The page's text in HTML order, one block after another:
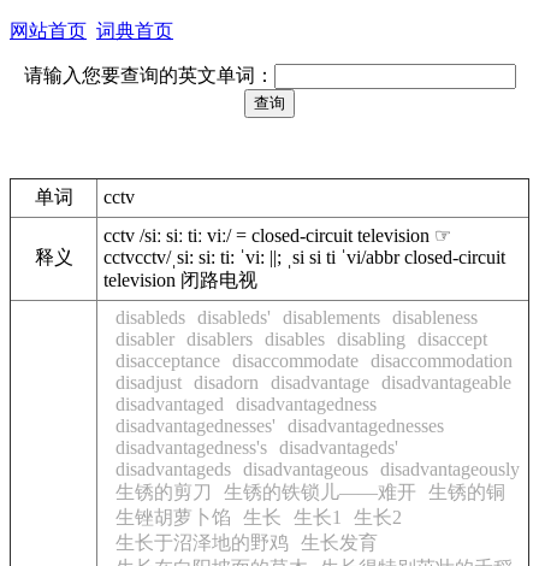
网站首页 词典首页
请输入您要查询的英文单词：
单词 cctv
释义
cctv /siː siː tiː viː/ = closed-circuit television ☞
cctvcctv/ˌsi: si: ti: ˈvi: ||; ˌsi si ti ˈvi/abbr closed-circuit
television 闭路电视
disableds disableds' disablements disableness
disabler disablers disables disabling
disaccept
disacceptance disaccommodate disaccommodation
disadjust disadorn disadvantage disadvantageable
disadvantaged
disadvantagedness
disadvantagednesses'
disadvantagednesses
disadvantagedness's disadvantageds'
disadvantageds disadvantageous disadvantageously
生锈的剪刀
生锈的铁锁儿——难开
生锈的铜
生锉胡萝卜馅
生长 生长1
生长2
生长于沼泽地的野鸡 生长发育